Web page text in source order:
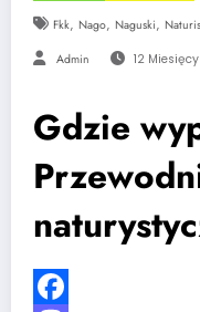
Fkk, Nago, Naguski,
Admin 12
Gdzie